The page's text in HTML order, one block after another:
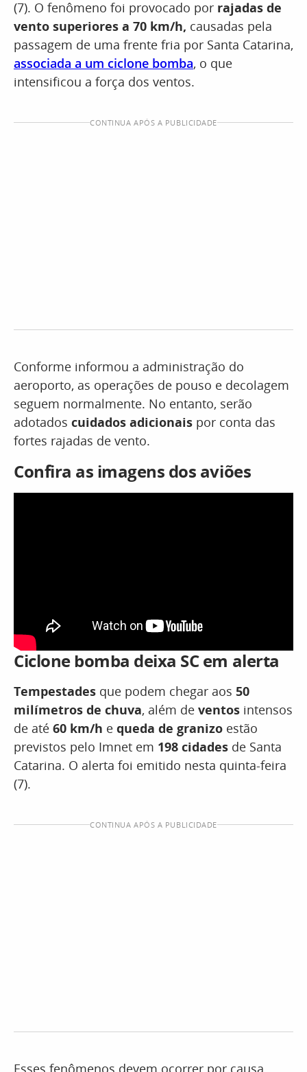
(7). O fenômeno foi provocado por rajadas de
vento superiores a 70 km/h, causadas pela
passagem de uma frente fria por Santa Catarina,
associada a um ciclone bomba, o que
intensificou a força dos ventos.
CONTINUA APÓS A PUBLICIDADE
Conforme informou a administração do
aeroporto, as operações de pouso e decolagem
seguem normalmente. No entanto, serão
adotados cuidados adicionais por conta das
fortes rajadas de vento.
Confira as imagens dos aviões
Ciclone bomba deixa SC em alerta
Tempestades que podem chegar aos 50
milímetros de chuva, além de ventos intensos
de até 60 km/h e queda de granizo estão
previstos pelo Imnet em 198 cidades de Santa
Catarina. O alerta foi emitido nesta quinta-feira
(7).
CONTINUA APÓS A PUBLICIDADE
Esses fenômenos devem ocorrer por causa